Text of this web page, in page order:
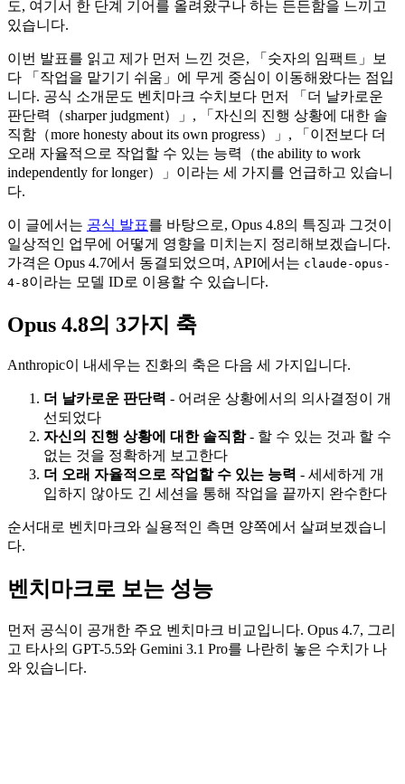
도, 여기서 한 단계 기어를 올려왔구나 하는 든든함을 느끼고
있습니다.
이번 발표를 읽고 제가 먼저 느낀 것은, 「숫자의 임팩트」보
다 「작업을 맡기기 쉬움」에 무게 중심이 이동해왔다는 점입
니다. 공식 소개문도 벤치마크 수치보다 먼저 「더 날카로운
판단력（sharper judgment）」, 「자신의 진행 상황에 대한 솔
직함（more honesty about its own progress）」, 「이전보다 더
오래 자율적으로 작업할 수 있는 능력（the ability to work
independently for longer）」이라는 세 가지를 언급하고 있습니
다.
이 글에서는 공식 발표를 바탕으로, Opus 4.8의 특징과 그것이
일상적인 업무에 어떻게 영향을 미치는지 정리해보겠습니다.
가격은 Opus 4.7에서 동결되었으며, API에서는 claude-opus-
4-8이라는 모델 ID로 이용할 수 있습니다.
Opus 4.8의 3가지 축
Anthropic이 내세우는 진화의 축은 다음 세 가지입니다.
더 날카로운 판단력 - 어려운 상황에서의 의사결정이 개
선되었다
자신의 진행 상황에 대한 솔직함- 할 수 있는 것과 할 수
없는 것을 정확하게 보고한다
더 오래 자율적으로 작업할 수 있는 능력 - 세세하게 개
입하지 않아도 긴 세션을 통해 작업을 끝까지 완수한다
순서대로 벤치마크와 실용적인 측면 양쪽에서 살펴보겠습니
다.
벤치마크로 보는 성능
먼저 공식이 공개한 주요 벤치마크 비교입니다. Opus 4.7, 그리
고 타사의 GPT-5.5와 Gemini 3.1 Pro를 나란히 놓은 수치가 나
와 있습니다.